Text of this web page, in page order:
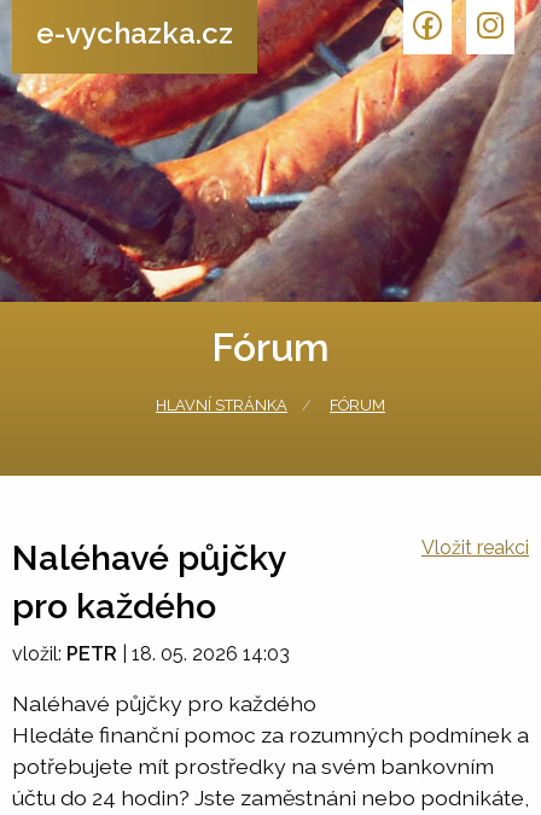
e-vychazka.cz
Fórum
HLAVNÍ STRÁNKA FÓRUM
Naléhavé půjčky
pro každého
Vložit reakci
vložil: PETR 18. 05. 2026 14:03
Naléhavé půjčky pro každého
Hledáte finanční pomoc za rozumných podmínek a
potřebujete mít prostředky na svém bankovním
účtu do 24 hodin? Jste zaměstnáni nebo podnikáte,